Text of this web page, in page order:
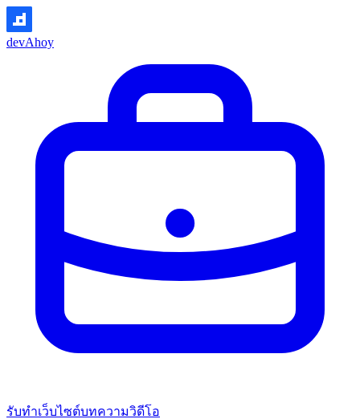
devAhoy
รับทำเว็บไซต์บทความวิดีโอ